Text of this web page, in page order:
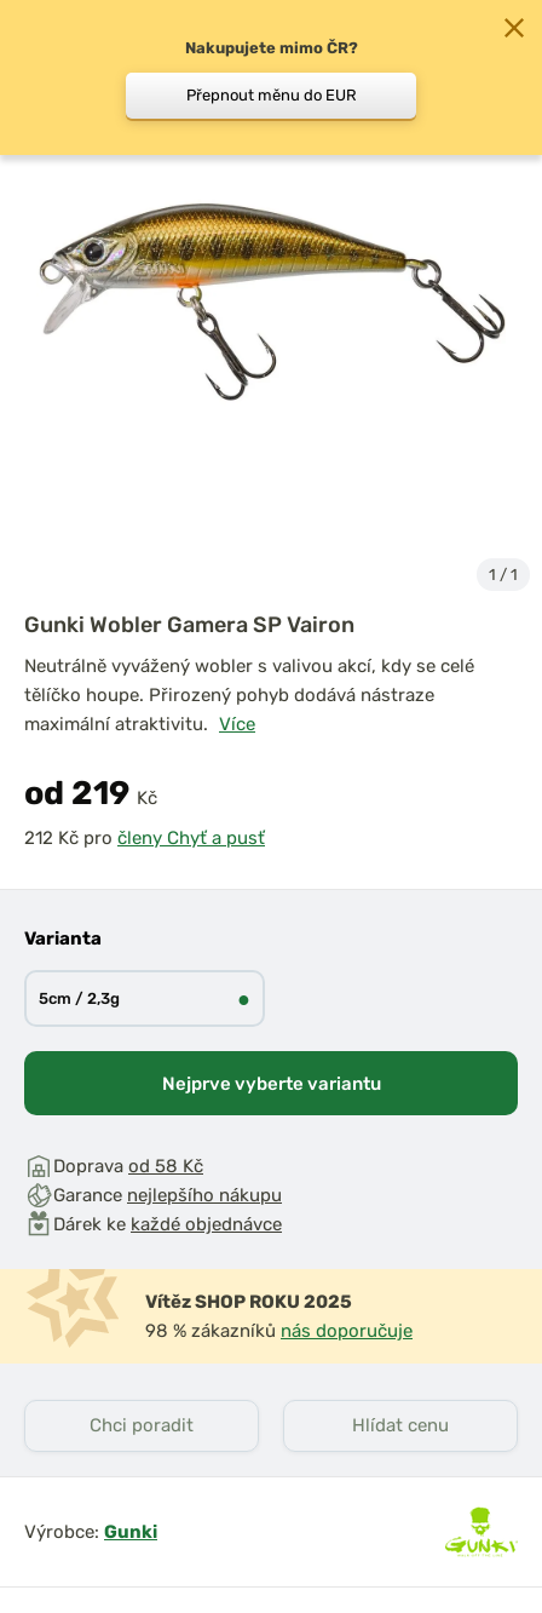
1 / 1
Gunki Wobler Gamera SP Vairon
Neutrálně vyvážený wobler s valivou akcí, kdy se celé
tělíčko houpe. Přirozený pohyb dodává nástraze
maximální atraktivitu. Více
od 219 Kč
pro členy Chyť a pusť
Varianta
5cm / 2,3g ●
Nejprve vyberte variantu
Doprava od 58 Kč
Garance nejlepšího nákupu
Dárek ke každé objednávce
Vítěz SHOP ROKU 2025
98 % zákazníků nás doporučuje
Chci poradit Hlídat cenu
Výrobce: Gunki
Nakupujete mimo ČR?
Přepnout měnu do EUR